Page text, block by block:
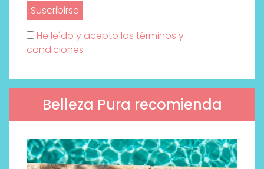
He leído y acepto los términos y
condiciones
Belleza Pura recomienda